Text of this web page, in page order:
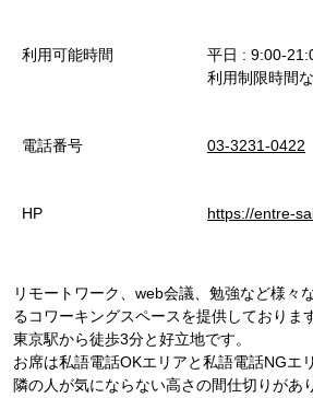
利用可能時間
平日 : 9:00-
利用制限時間
電話番号 03-3231-0422
HP https://entre-
リモートワーク、web会議、勉強など様々
るコワーキングスペースを提供しております
東京駅から徒歩3分と好立地です。
お席は私語電話OKエリアと私語電話NGエ
隣の人が気にならない高さの間仕切りがあ